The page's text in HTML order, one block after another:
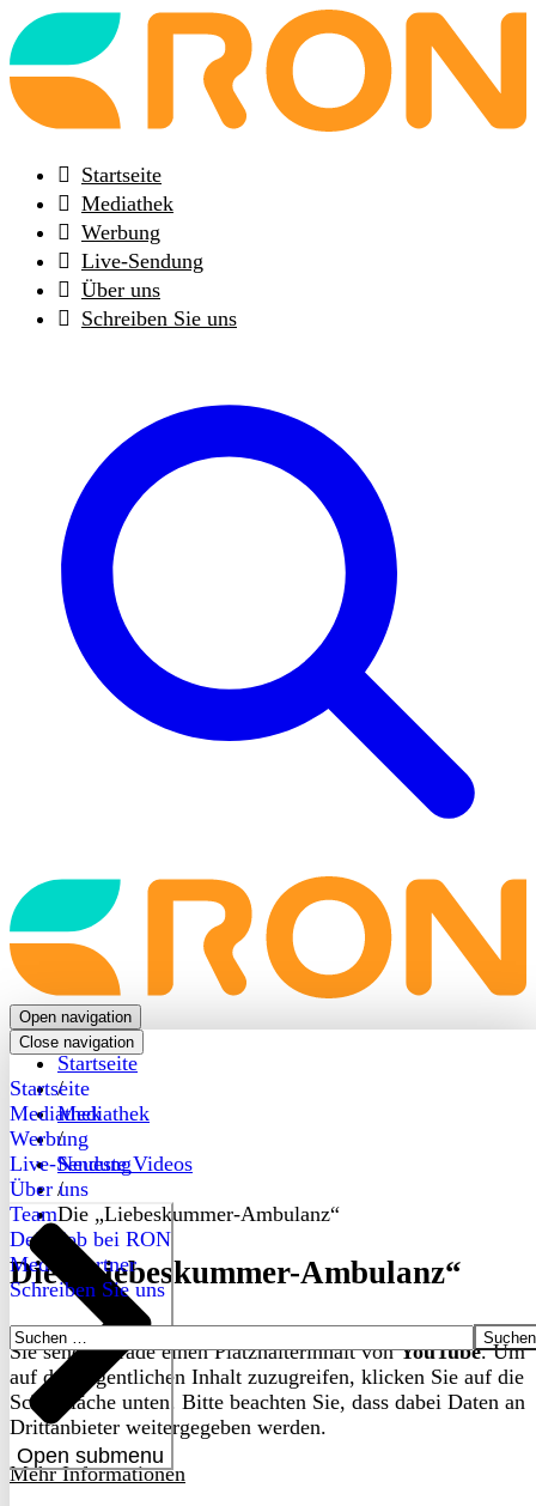
Back
to
frontpage
Startseite
Mediathek
Werbung
Live-Sendung
Über uns
Schreiben Sie uns
Back
to
frontpage
Open navigation
Close navigation
Startseite
Mediathek
Werbung
Live-Sendung
Über uns
Open submenu
Team
Dein Job bei RON
Medienpartner
Schreiben Sie uns
Suchen
nach:
Startseite
/
Mediathek
/
Neueste Videos
/
Die „Liebeskummer-Ambulanz“
Die „Liebeskummer-Ambulanz“
Sie sehen gerade einen Platzhalterinhalt vonYouTube. Um
auf den eigentlichen Inhalt zuzugreifen, klicken Sie auf die
Schaltfläche unten. Bitte beachten Sie, dass dabei Daten an
Drittanbieter weitergegeben werden.
Mehr Informationen